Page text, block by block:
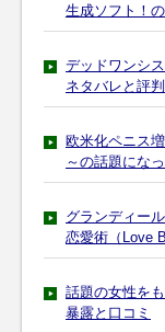
生成ソフト！
デッドワンシ
ネタバレと評判
欧米化ペニス
～の話題にな
グランディー
恋愛術（Love
話題の女性を
暴露と口コミ